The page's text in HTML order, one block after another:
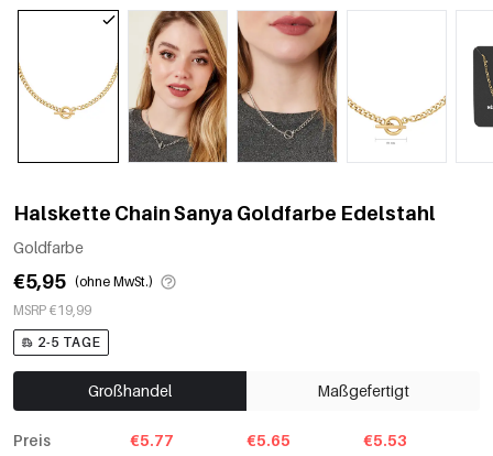
Halskette Chain Sanya Goldfarbe Edelstahl
Goldfarbe
€5,95 (ohne MwSt.)
MSRP €19,99
2-5 TAGE
Großhandel Maßgefertigt
Preis
€5.77 €5.65 €5.53